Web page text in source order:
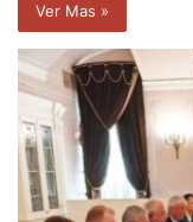
Ver Mas »